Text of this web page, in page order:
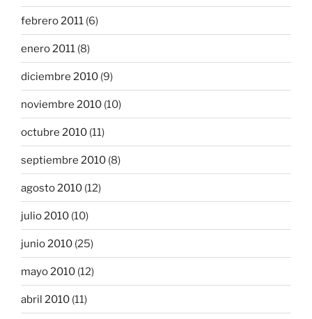
febrero 2011 (6)
enero 2011 (8)
diciembre 2010 (9)
noviembre 2010 (10)
octubre 2010 (11)
septiembre 2010 (8)
agosto 2010 (12)
julio 2010 (10)
junio 2010 (25)
mayo 2010 (12)
abril 2010 (11)